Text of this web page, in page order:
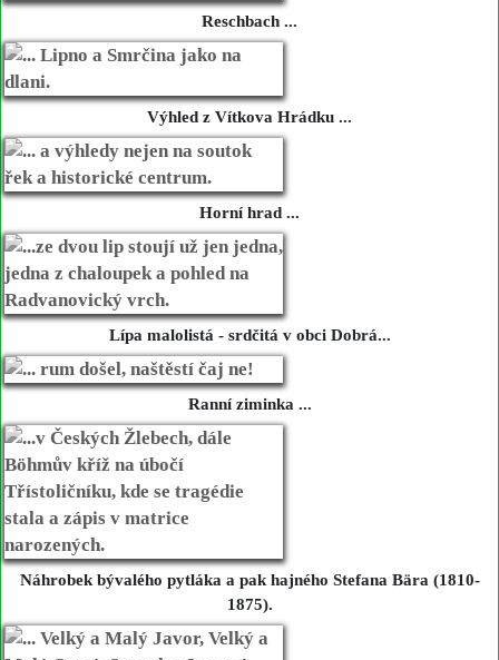
Reschbach ...
Výhled z Vítkova Hrádku ...
Horní hrad ...
Lípa malolistá - srdčitá v obci Dobrá...
Ranní ziminka ...
Náhrobek bývalého pytláka a pak hajného Stefana Bära (1810-
1875).